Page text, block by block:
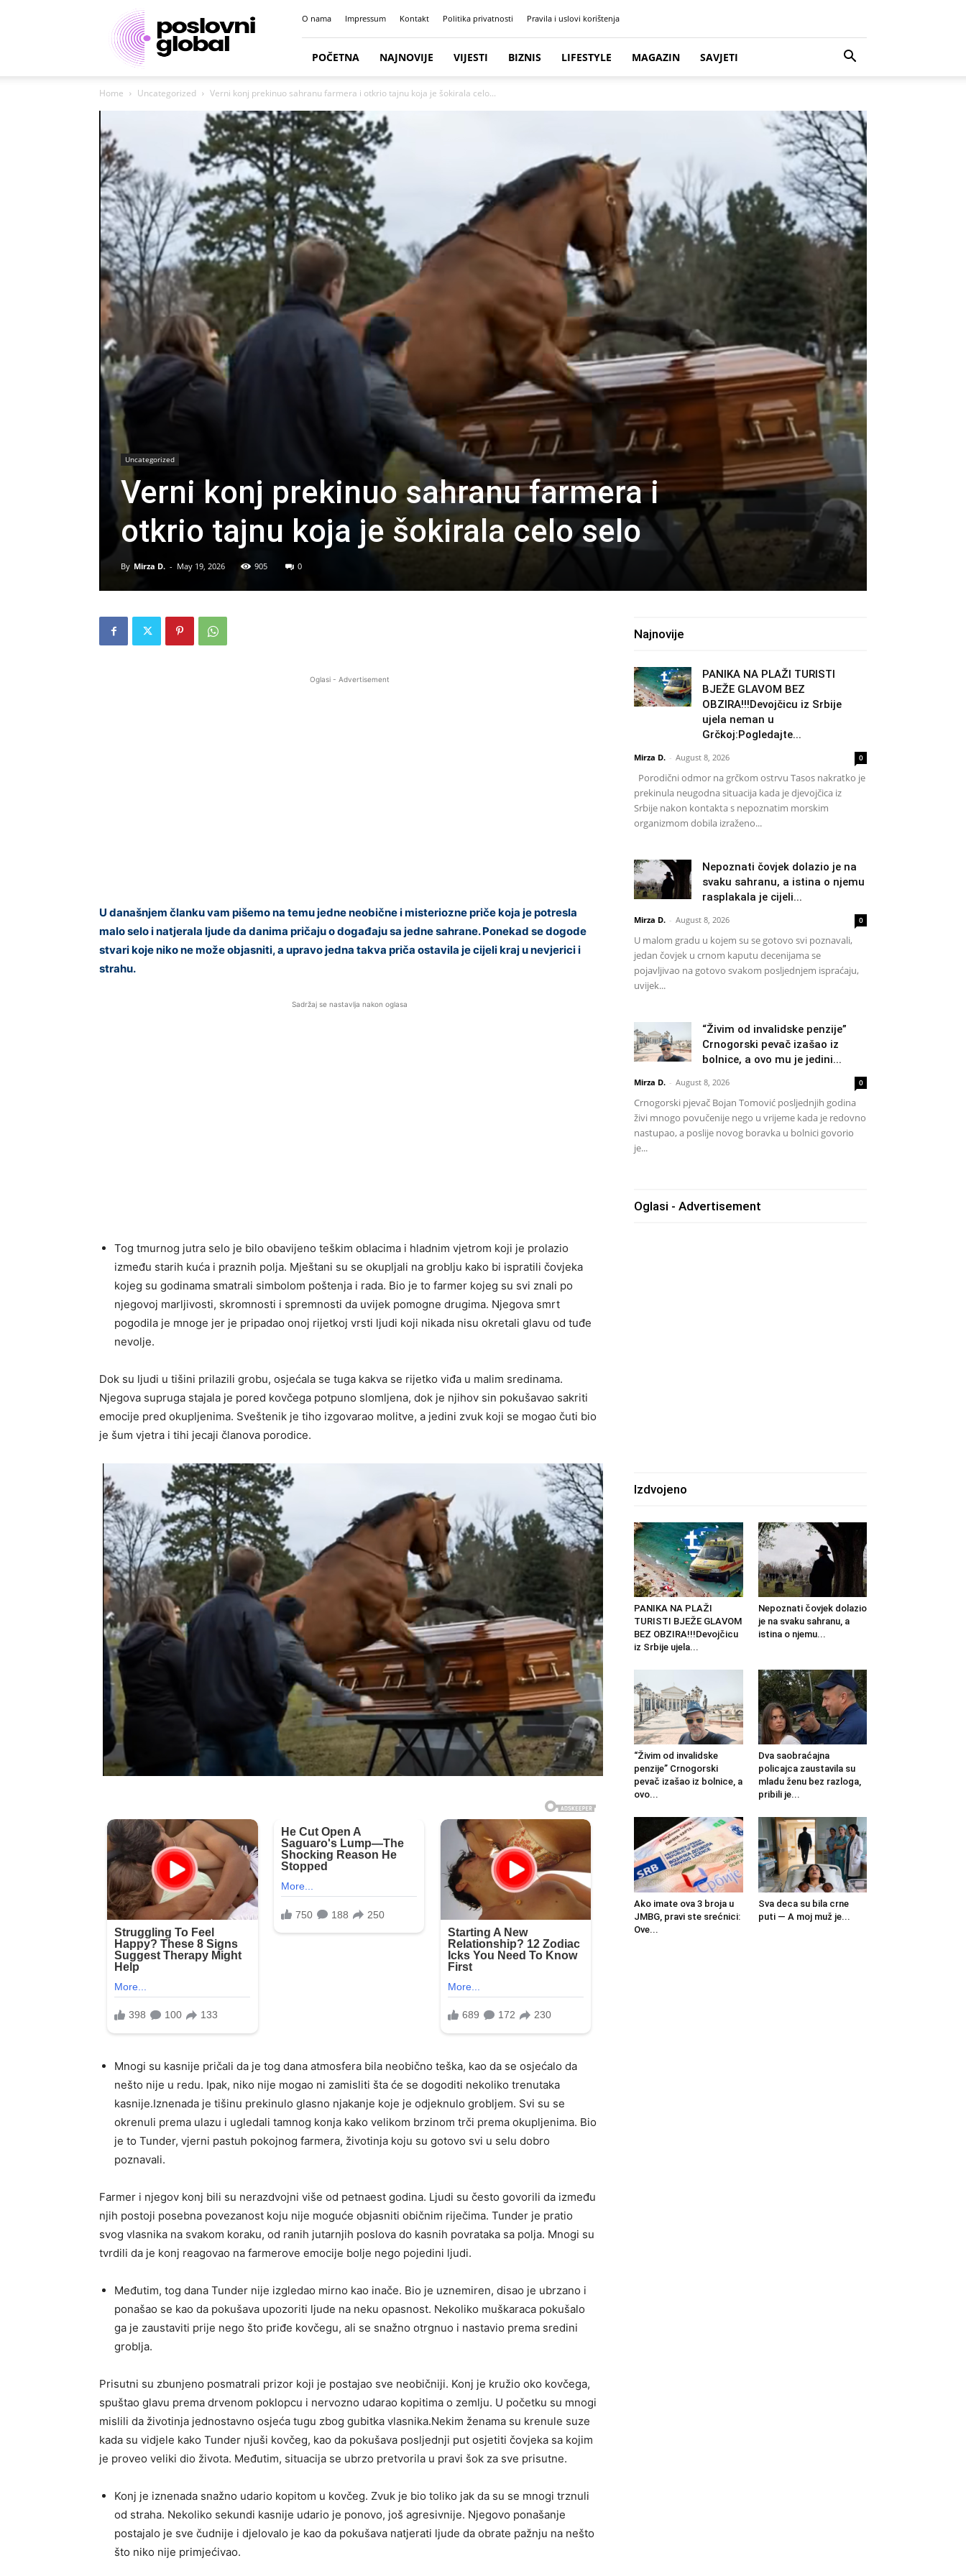
Poslovni
portal
O nama Impressum Kontakt Politika privatnosti Pravila i uslovi korištenja
POČETNA NAJNOVIJE VIJESTI BIZNIS LIFESTYLE MAGAZIN SAVJETI
Home Uncategorized Verni konj prekinuo sahranu farmera i otkrio tajnu koja je šokirala celo...
Uncategorized
Verni konj prekinuo sahranu farmera i
otkrio tajnu koja je šokirala celo selo
By Mirza D. - May 19, 2026 905 0
Oglasi - Advertisement
U današnjem članku vam pišemo na temu jedne neobične i misteriozne priče koja je potresla
malo selo i natjerala ljude da danima pričaju o događaju sa jedne sahrane. Ponekad se dogode
stvari koje niko ne može objasniti, a upravo jedna takva priča ostavila je cijeli kraj u nevjerici i
strahu.
Sadržaj se nastavlja nakon oglasa
Tog tmurnog jutra selo je bilo obavijeno teškim oblacima i hladnim vjetrom koji je prolazio
između starih kuća i praznih polja. Mještani su se okupljali na groblju kako bi ispratili čovjeka
kojeg su godinama smatrali simbolom poštenja i rada. Bio je to farmer kojeg su svi znali po
njegovoj marljivosti, skromnosti i spremnosti da uvijek pomogne drugima. Njegova smrt
pogodila je mnoge jer je pripadao onoj rijetkoj vrsti ljudi koji nikada nisu okretali glavu od tuđe
nevolje.
Dok su ljudi u tišini prilazili grobu, osjećala se tuga kakva se rijetko viđa u malim sredinama.
Njegova supruga stajala je pored kovčega potpuno slomljena, dok je njihov sin pokušavao sakriti
emocije pred okupljenima. Sveštenik je tiho izgovarao molitve, a jedini zvuk koji se mogao čuti bio
je šum vjetra i tihi jecaji članova porodice.
Mnogi su kasnije pričali da je tog dana atmosfera bila neobično teška, kao da se osjećalo da
nešto nije u redu. Ipak, niko nije mogao ni zamisliti šta će se dogoditi nekoliko trenutaka
kasnije.Iznenada je tišinu prekinulo glasno njakanje koje je odjeknulo grobljem. Svi su se
okrenuli prema ulazu i ugledali tamnog konja kako velikom brzinom trči prema okupljenima. Bio
je to Tunder, vjerni pastuh pokojnog farmera, životinja koju su gotovo svi u selu dobro
poznavali.
Farmer i njegov konj bili su nerazdvojni više od petnaest godina. Ljudi su često govorili da između
njih postoji posebna povezanost koju nije moguće objasniti običnim riječima. Tunder je pratio
svog vlasnika na svakom koraku, od ranih jutarnjih poslova do kasnih povrataka sa polja. Mnogi su
tvrdili da je konj reagovao na farmerove emocije bolje nego pojedini ljudi.
Međutim, tog dana Tunder nije izgledao mirno kao inače. Bio je uznemiren, disao je ubrzano i
ponašao se kao da pokušava upozoriti ljude na neku opasnost. Nekoliko muškaraca pokušalo
ga je zaustaviti prije nego što priđe kovčegu, ali se snažno otrgnuo i nastavio prema sredini
groblja.
Prisutni su zbunjeno posmatrali prizor koji je postajao sve neobičniji. Konj je kružio oko kovčega,
spuštao glavu prema drvenom poklopcu i nervozno udarao kopitima o zemlju. U početku su mnogi
mislili da životinja jednostavno osjeća tugu zbog gubitka vlasnika.Nekim ženama su krenule suze
kada su vidjele kako Tunder njuši kovčeg, kao da pokušava posljednji put osjetiti čovjeka sa kojim
je proveo veliki dio života. Međutim, situacija se ubrzo pretvorila u pravi šok za sve prisutne.
Konj je iznenada snažno udario kopitom u kovčeg. Zvuk je bio toliko jak da su se mnogi trznuli
od straha. Nekoliko sekundi kasnije udario je ponovo, još agresivnije. Njegovo ponašanje
postajalo je sve čudnije i djelovalo je kao da pokušava natjerati ljude da obrate pažnju na nešto
što niko nije primjećivao.
Najnovije
PANIKA NA PLAŽI TURISTI
BJEŽE GLAVOM BEZ
OBZIRA!!!Devojčicu iz Srbije
ujela neman u
Grčkoj:Pogledajte...
Mirza D. - August 8, 2026 0
Porodični odmor na grčkom ostrvu Tasos nakratko je
prekinula neugodna situacija kada je djevojčica iz
Srbije nakon kontakta s nepoznatim morskim
organizmom dobila izraženo...
Nepoznati čovjek dolazio je na
svaku sahranu, a istina o njemu
rasplakala je cijeli...
Mirza D. - August 8, 2026 0
U malom gradu u kojem su se gotovo svi poznavali,
jedan čovjek u crnom kaputu decenijama se
pojavljivao na gotovo svakom posljednjem ispraćaju,
uvijek...
“Živim od invalidske penzije”
Crnogorski pevač izašao iz
bolnice, a ovo mu je jedini...
Mirza D. - August 8, 2026 0
Crnogorski pjevač Bojan Tomović posljednjih godina
živi mnogo povučenije nego u vrijeme kada je redovno
nastupao, a poslije novog boravka u bolnici govorio
je...
Oglasi - Advertisement
Izdvojeno
PANIKA NA PLAŽI
TURISTI BJEŽE GLAVOM
BEZ OBZIRA!!!Devojčicu
iz Srbije ujela...
Nepoznati čovjek dolazio
je na svaku sahranu, a
istina o njemu...
“Živim od invalidske
penzije” Crnogorski
pevač izašao iz bolnice, a
ovo...
Dva saobraćajna
policajca zaustavila su
mladu ženu bez razloga,
pribili je...
Ako imate ova 3 broja u
JMBG, pravi ste srećnici:
Ove...
Sva deca su bila crne
puti — A moj muž je...